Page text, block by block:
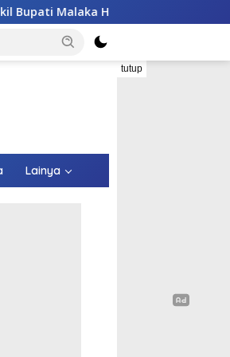
Kelompok Peternak Babi
tutup
Lainya